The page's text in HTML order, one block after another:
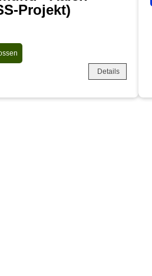
Projekt)
Details